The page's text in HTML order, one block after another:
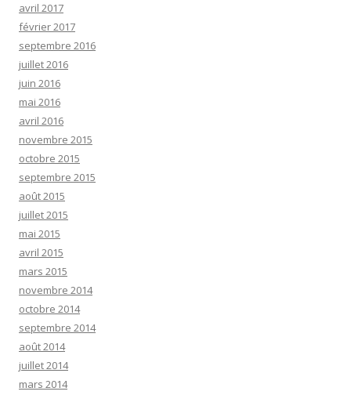
avril 2017
février 2017
septembre 2016
juillet 2016
juin 2016
mai 2016
avril 2016
novembre 2015
octobre 2015
septembre 2015
août 2015
juillet 2015
mai 2015
avril 2015
mars 2015
novembre 2014
octobre 2014
septembre 2014
août 2014
juillet 2014
mars 2014